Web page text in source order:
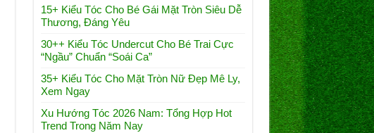
15+ Kiểu Tóc Cho Bé Gái Mặt Tròn Siêu Dễ
Thương, Đáng Yêu
30++ Kiểu Tóc Undercut Cho Bé Trai Cực
“Ngầu” Chuẩn “Soái Ca”
35+ Kiểu Tóc Cho Mặt Tròn Nữ Đẹp Mê Ly,
Xem Ngay
Xu Hướng Tóc 2026 Nam: Tổng Hợp Hot
Trend Trong Năm Nay